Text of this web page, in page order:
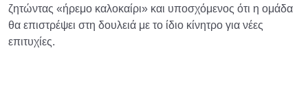
ζητώντας «ήρεμο καλοκαίρι» και υποσχόμενος ότι η ομάδα
θα επιστρέψει στη δουλειά με το ίδιο κίνητρο για νέες
επιτυχίες.